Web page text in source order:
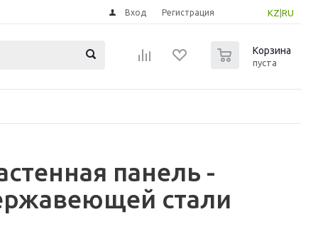
KZ RU
Вход Регистрация
Корзина
пуста
панель -
стали